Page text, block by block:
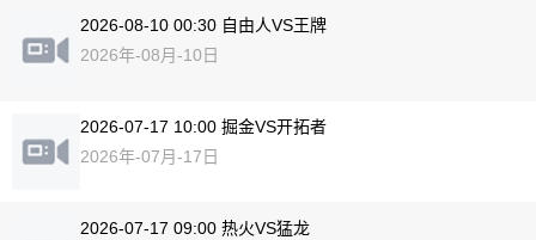
2026-08-10 00:30 自由人VS王牌
2026年-08月-10日
2026-07-17 10:00 掘金VS开拓者
2026年-07月-17日
2026-07-17 09:00 热火VS猛龙